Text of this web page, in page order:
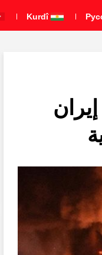
Kurdî